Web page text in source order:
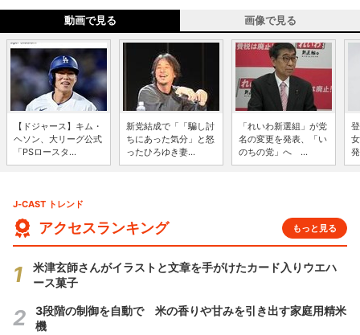
動画で見る 画像で見る
【ドジャース】キム・
ヘソン、大リーグ公式
「PSロースタ...
新党結成で「「騙し討
ちにあった気分」と怒
ったひろゆき妻...
「れいわ新選組」が党
名の変更を発表、「い
のちの党」へ ...
J-CAST トレンド
アクセスランキング もっと見る
米津玄師さんがイラストと文章を手がけたカード入りウエハ
ース菓子
3段階の制御を自動で 米の香りや甘みを引き出す家庭用精米
機